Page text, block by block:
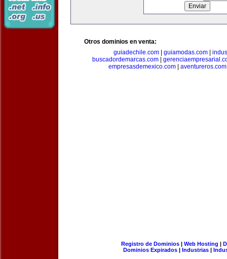
Otros dominios en venta:
guiadechile.com
guiamodas.com
buscadordemarcas.com|
empresasdemexico.com| aventureros.com
Registro de Dominios| Web Hosting |
Dominios Expirados | Industrias |